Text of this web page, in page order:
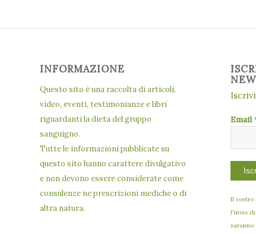
INFORMAZIONE
Questo sito è una raccolta di articoli,
video, eventi, testimonianze e libri
riguardanti la dieta del gruppo
sanguigno.
Tutte le informazioni pubblicate su
questo sito hanno carattere divulgativo
e non devono essere considerate come
consulenze ne prescrizioni mediche o di
altra natura.
Email
Il vostro
l'invio di